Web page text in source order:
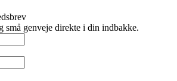
små genveje direkte i din indbakke.